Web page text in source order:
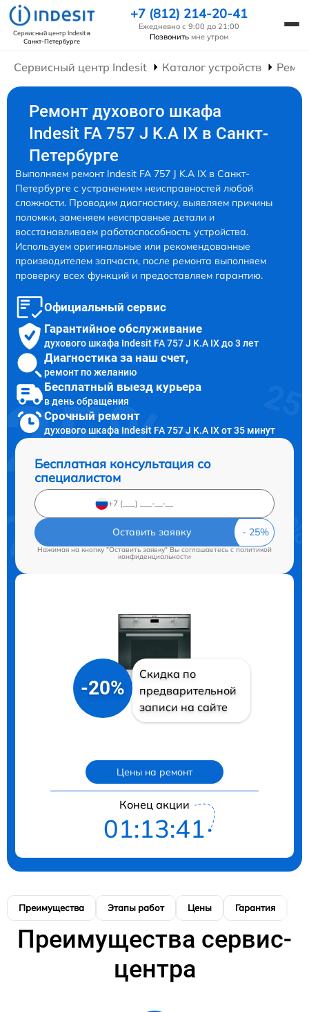
Сервисный центр Indesitв
Санкт-Петербурге
+7 (812) 214-20-41
Ежедневно с 9:00 до 21:00
Позвонить мне утром
Сервисный центр Indesit Каталог устройств
Ремонт духового шкафа
Indesit FA 757 J K.A IX в Санкт-
Петербурге
Выполняем ремонт Indesit FA 757 J K.A IX в Санкт-
Петербурге с устранением неисправностей любой
сложности. Проводим диагностику, выявляем причины
поломки, заменяем неисправные детали и
восстанавливаем работоспособность устройства.
Используем оригинальные или рекомендованные
производителем запчасти, после ремонта выполняем
проверку всех функций и предоставляем гарантию.
Официальный сервис
Гарантийное обслуживание
духового шкафа Indesit FA 757 J K.A IX до 3 лет
Диагностика за наш счет,
ремонт по желанию
Бесплатный выезд курьера
в день обращения
Срочный ремонт
духового шкафа Indesit FA 757 J K.A IX от 35 минут
Бесплатная консультация со
специалистом
Оставить заявку
Нажимая на кнопку "Оставить заявку" Вы соглашаетесь cполитикой
конфиденциальности
-20%
Скидка по
предварительной
записи на сайте
Цены на ремонт
Конец акции
01:13:41
Преимущества Этапы работ Цены Гарантия
Преимущества сервис-
центра